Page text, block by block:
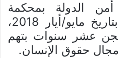
الدولة بمحكمة
استئناف أبو ظبي بتاريخ مايو/أيار 2018،
عشر سنوات بتهم
حقوق الإنسان.